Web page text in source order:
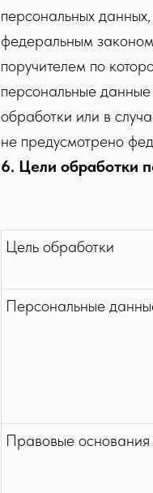
персональных
федеральным
поручителем по
персональные
обработки или в
не предусмотрено
6. Цели обработки
Цель обработки
Персональные
Правовые основания